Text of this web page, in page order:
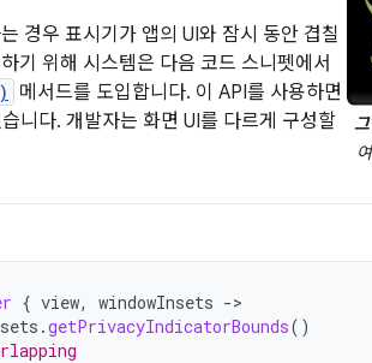
경우 표시기가 앱의 UI와 잠시 동안 겹칠
기 위해 시스템은 다음 코드 스니펫에서
메서드를 도입합니다. 이 API를 사용하면
니다. 개발자는 화면 UI를 다르게 구성할
{ view, windowInsets -
.getPrivacyIndicatorBounds()